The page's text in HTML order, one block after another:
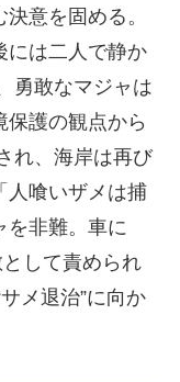
意を固める。
には二人で静か
勇敢なマジャは
護の観点から
れ、海岸は再び
人喰いザメは捕
を非難。車に
して責められ
メ退治”に向か